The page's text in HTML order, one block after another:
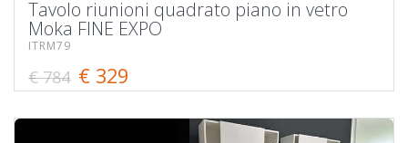
Tavolo riunioni quadrato piano in vetro
Moka FINE EXPO
ITRM79
€ 784 € 329